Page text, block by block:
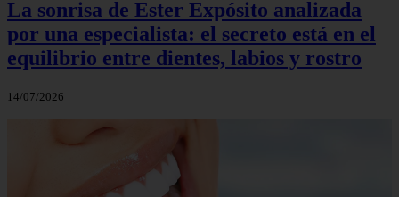
La sonrisa de Ester Expósito analizada
por una especialista: el secreto está en el
equilibrio entre dientes, labios y rostro
14/07/2026